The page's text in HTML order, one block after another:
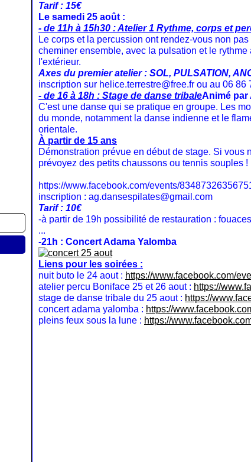
Tarif : 15€
Le samedi 25 août :
- de 11h à 15h30 : Atelier 1 Rythme, corps et
Le corps et la percussion ont rendez-vous non
cheminer ensemble, avec la pulsation et le
l'extérieur.
Axes du premier atelier : SOL, PULSATION,
inscription sur helice.terrestre@free.fr ou au 06 86
- de 16 à 18h : Stage de danse tribaleAnimé par
C'est une danse qui se pratique en groupe. Les
du monde, notamment la danse indienne et le
orientale.
À partir de 15 ans
Démonstration prévue en début de stage. Si vous
prévoyez des petits chaussons ou tennis souples !
https://www.facebook.com/events/
inscription : ag.dansespilates@gmail.com
Tarif : 10€
-à partir de 19h possibilité de restauration :
...
-21h : Concert Adama Yalomba
Liens pour les soirées :
nuit buto le 24 aout : https://www.facebook.com/
atelier percu Boniface 25 et 26 aout : https://
stage de danse tribale du 25 aout : https://
concert adama yalomba : https://
pleins feux sous la lune : https://